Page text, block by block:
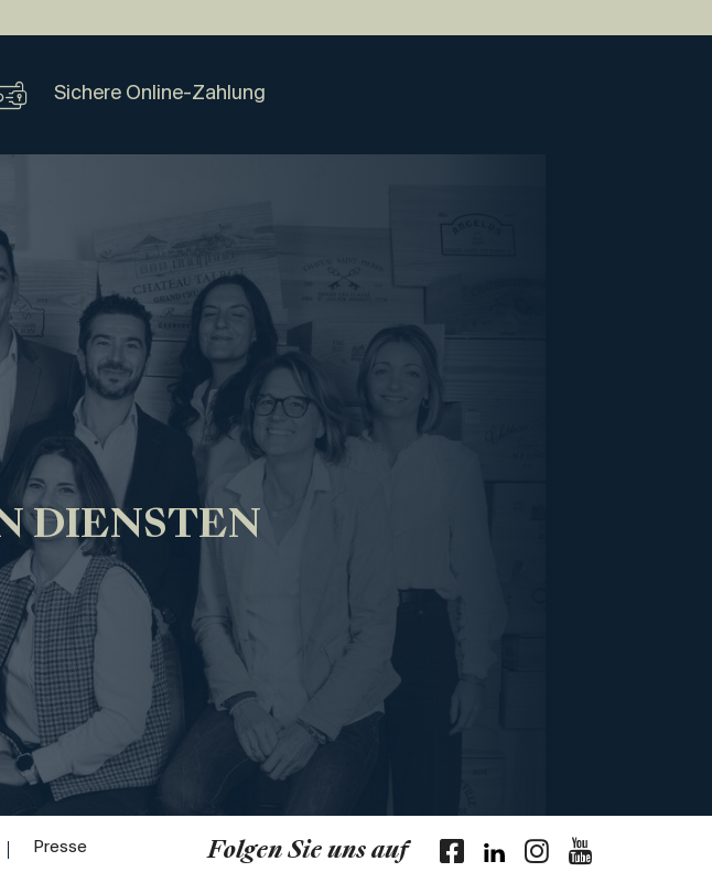
Sichere Online-Zahlung
DIENSTEN
Folgen Sie uns auf
Presse